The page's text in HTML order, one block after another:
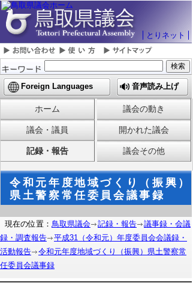
とりネット
Foreign Languages 音声読み上げ
ホーム 議会の動き
議会・議員 開かれた議会
記録・報告 議会その他
令和元年度地域づくり（振興）
県土警察常任委員会議事録
現在の位置： 鳥取県議会 記録・報告
議事録・会議
録・調査報告
平成31（令和元）年度委員会会議録・
活動報告
令和元年度地域づくり（振興）県土警察常
任委員会議事録